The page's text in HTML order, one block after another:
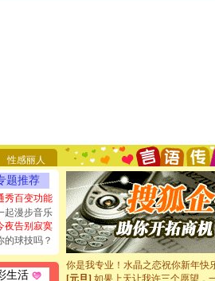
性感丽人
题推荐
秀百变功能
起漫步音乐
夜告别寂寞
的球技吗？
生活
要平安！千万要知足！千万不要忘
[圣诞节]不只这样的日子才会想起
能正大光明地骚扰你,告诉你,圣诞
天都要快乐噢!
[圣诞节]奉上一颗祝福的心,在这个
如意,快乐,鲜花,一切美好的祝愿与
[元旦]看到你我会触电；看不到你
断电。爱你是我职业，想你是我事
你是我专业！水晶之恋祝你新年快
[元旦]如果上天让我许三个愿望，